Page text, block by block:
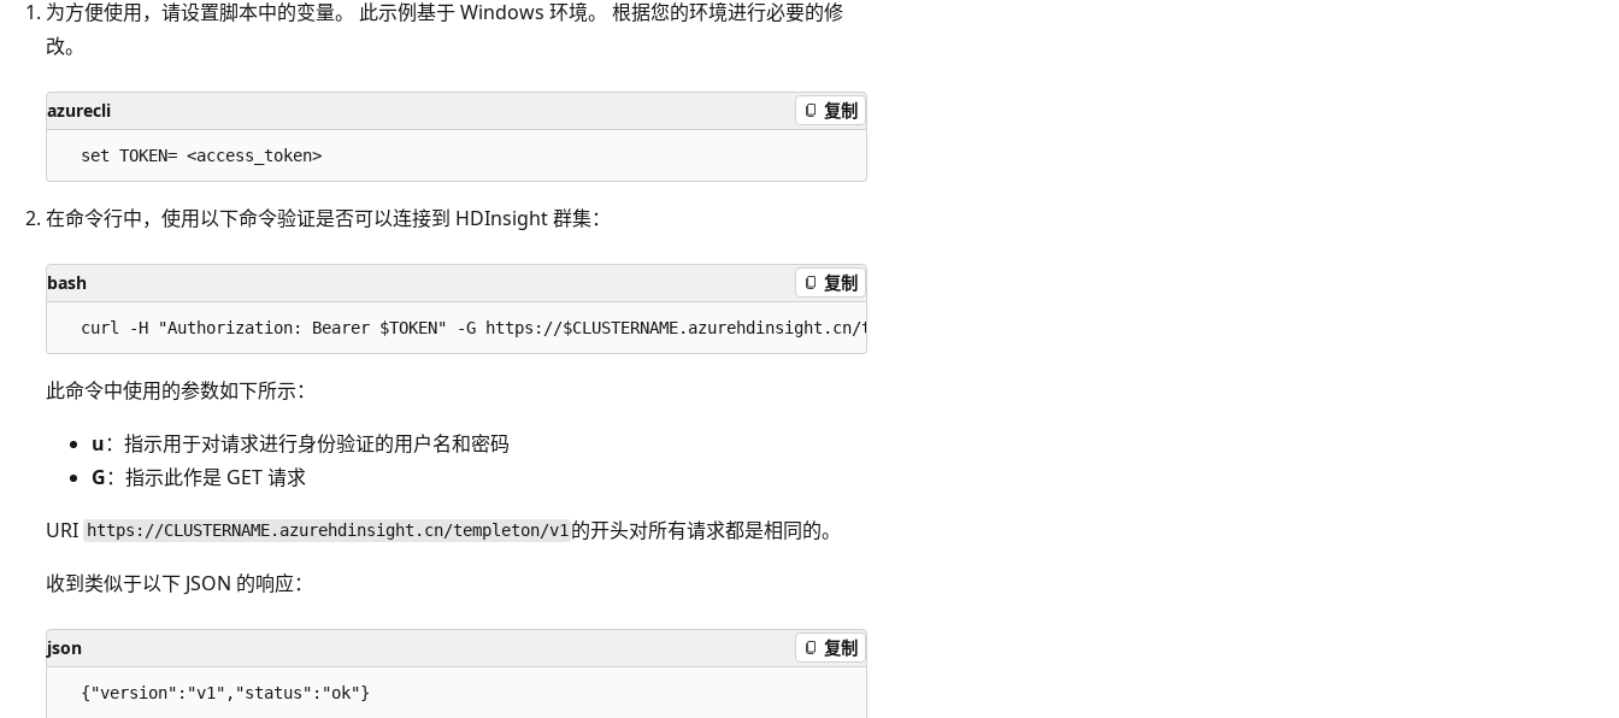
为方便使用，请设置脚本中的变量。 此示例基于 Windows 环境。 根据您的环境进行必要的修
改。
azurecli 复制
在命令行中，使用以下命令验证是否可以连接到 HDInsight 群集：
bash 复制
此命令中使用的参数如下所示：
u：指示用于对请求进行身份验证的用户名和密码
G：指示此作是 GET 请求
URI https://CLUSTERNAME.azurehdinsight.cn/templeton/v1 的开头对所有请求都是相同的。
收到类似于以下 JSON 的响应：
json 复制
  {"version":"v1","status":"ok"}